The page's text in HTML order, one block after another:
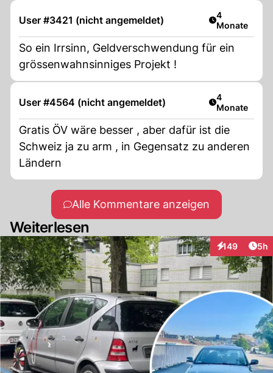
User #3421 (nicht angemeldet) Artikel
4
Monate
So ein Irrsinn, Geldverschwendung für ein
grössenwahnsinniges Projekt !
User #4564 (nicht angemeldet) Artikel
4
Monate
Gratis ÖV wäre besser , aber dafür ist die
Schweiz ja zu arm , in Gegensatz zu anderen
Ländern
Alle Kommentare anzeigen
Weiterlesen
149
Interaktionen
5h